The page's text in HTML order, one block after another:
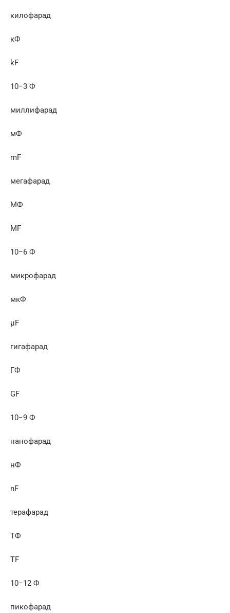
килофарад
кФ
kF
10−3 Ф
миллифарад
мФ
mF
мегафарад
МФ
MF
10−6 Ф
микрофарад
мкФ
µF
гигафарад
ГФ
GF
10−9 Ф
нанофарад
нФ
nF
терафарад
ТФ
TF
10−12 Ф
пикофарад